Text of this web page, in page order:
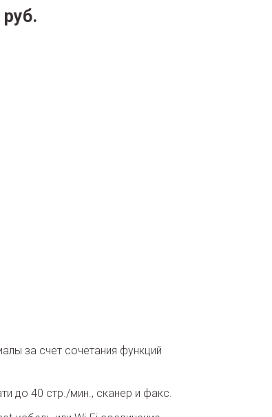
за счет сочетания функций
до 40 стр./мин., сканер и факс.